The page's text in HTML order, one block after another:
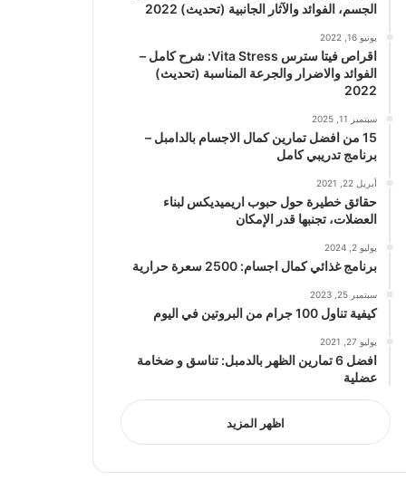
الجسم، الفوائد والآثار الجانبية (تحديث) 2022
يونيو 16, 2022
اقراص فيتا سترس Vita Stress: شرح كامل –
الفوائد والاضرار والجرعة المناسبة (تحديث)
2022
سبتمبر 11, 2025
15 من افضل تمارين كمال الاجسام بالدامبل –
برنامج تدريبي كامل
أبريل 22, 2021
حقائق خطيرة حول حبوب اريميديكس لبناء
العضلات، تجنبها قدر الإمكان
يوليو 2, 2024
برنامج غذائي كمال اجسام: 2500 سعرة حرارية
سبتمبر 25, 2023
كيفية تناول 100 جرام من البروتين في اليوم
يوليو 27, 2021
افضل 6 تمارين الظهر بالدمبل: تناسق و ضخامة
عضلية
اظهر المزيد